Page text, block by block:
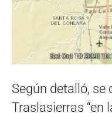
Según detalló,
Traslasierras “en